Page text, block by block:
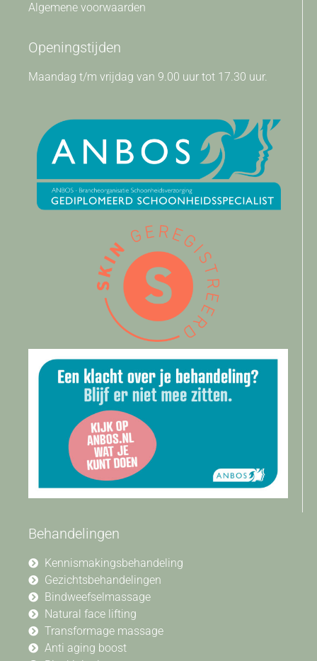
Algemene voorwaarden
Openingstijden
Maandag t/m vrijdag van 9.00 uur tot 17.30 uur.
Behandelingen
Kennismakingsbehandeling
Gezichtsbehandelingen
Bindweefselmassage
Natural face lifting
Transformage massage
Anti aging boost